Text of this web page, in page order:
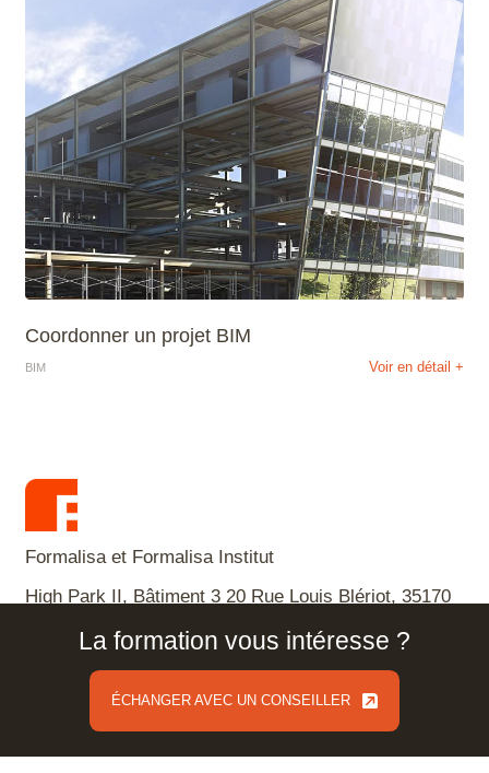
La formation vous intéresse ?
ÉCHANGER AVEC UN CONSEILLER
Coordonner un projet BIM
BIM Voir en détail +
Formalisa et Formalisa Institut
High Park II, Bâtiment 3 20 Rue Louis Blériot, 35170
Parking visiteurs : 43 Rue Louis Blériot, 35170 Bruz
et 18 Rue Louis Blériot 35170 Bruz
Lundi – Vendredi : 8h45-17h30